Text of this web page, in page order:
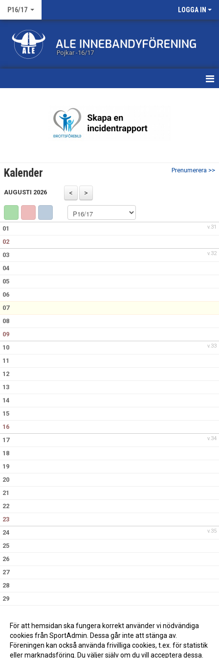
P16/17 LOGGA IN
Pojkar -16/17
DOKUMENT
Prenumerera >>
Kalender
AUGUSTI 2026
v.31
01
02
v.32
03
04
05
06
07
08
09
v.33
10
11
12
13
14
15
16
v.34
17
18
19
20
21
22
23
v.35
24
25
26
27
28
29
För att hemsidan ska fungera korrekt använder vi nödvändiga
cookies från SportAdmin. Dessa går inte att stänga av.
Föreningen kan också använda frivilliga cookies, t.ex. för statistik
eller marknadsföring. Du väljer själv om du vill acceptera dessa.